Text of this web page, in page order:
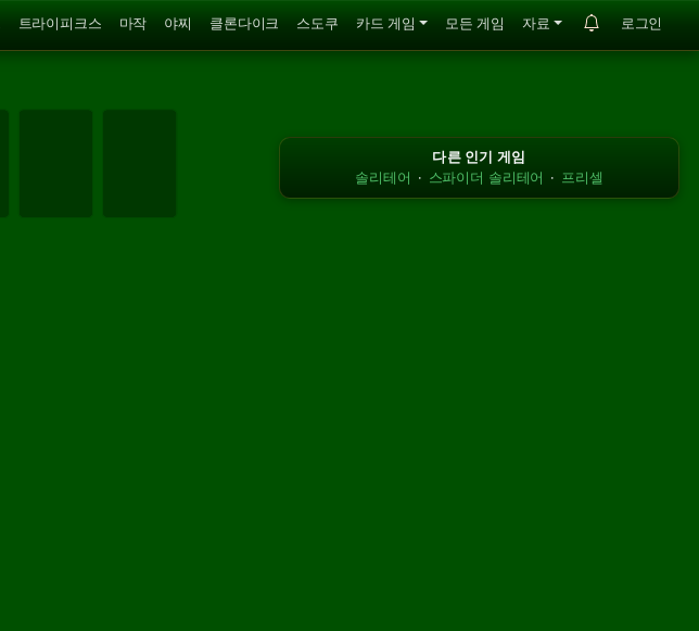
트라이피크스 마작 야찌 클론다이크 스도쿠 카드 게임 모든 게임 자료 로그인
다른 인기 게임
솔리테어 · 스파이더 솔리테어 · 프리셀